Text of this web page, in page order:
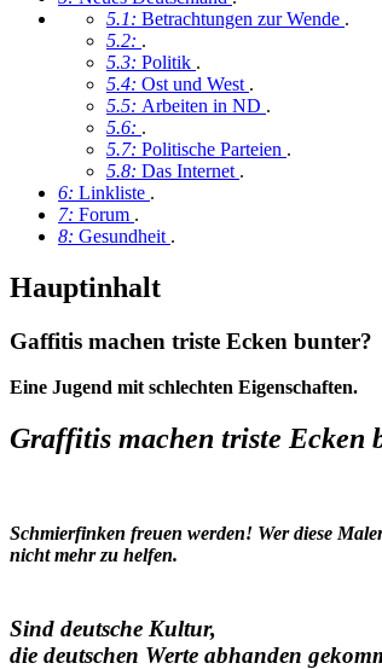
5.1: Betrachtungen zur Wende .
5.2: .
5.3: Politik .
5.4: Ost und West .
5.5: Arbeiten in ND .
5.6: .
5.7: Politische Parteien .
5.8: Das Internet .
6: Linkliste .
7: Forum .
8: Gesundheit .
Hauptinhalt
Gaffitis machen triste Ecken bunter?
Eine Jugend mit schlechten Eigenschaften.
Graffitis machen triste Ecken
Schmierfinken freuen werden! Wer diese
nicht mehr zu helfen.
Sind deutsche Kultur,
die deutschen Werte abhanden